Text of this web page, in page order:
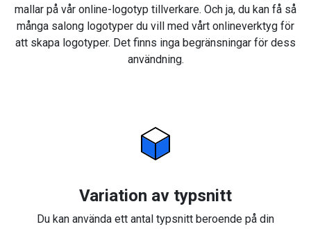
mallar på vår online-logotyp tillverkare. Och ja, du kan få så
många salong logotyper du vill med vårt onlineverktyg för
att skapa logotyper. Det finns inga begränsningar för dess
användning.
Variation av typsnitt
Du kan använda ett antal typsnitt beroende på din